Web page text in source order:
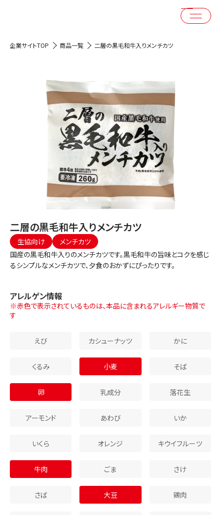
企業サイトTOP 商品一覧 二層の黒毛和牛入りメンチカツ
二層の黒毛和牛入りメンチカツ
生協向け
メンチカツ
国産の黒毛和牛入りのメンチカツです。黒毛和牛の旨味とコクを感じ
るシンプルなメンチカツで、夕食のおかずにぴったりです。
アレルゲン情報
※赤色で表示されているものは、本品に含まれるアレルギー物質で
す
えび カシューナッツ かに
くるみ 小麦 そば
卵 乳成分 落花生
アーモンド あわび いか
いくら オレンジ キウイフルーツ
牛肉 ごま さけ
さば 大豆 鶏肉